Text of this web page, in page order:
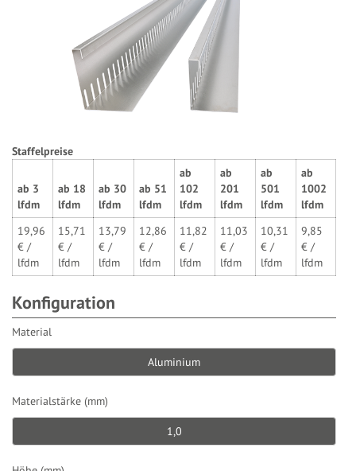
Staffelpreise
ab 3
lfdm
ab 18
lfdm
ab 30
lfdm
ab 51
lfdm
ab
102
lfdm
ab
201
lfdm
ab
501
lfdm
ab
1002
lfdm
19,96
€ /
lfdm
15,71
€ /
lfdm
13,79
€ /
lfdm
12,86
€ /
lfdm
11,82
€ /
lfdm
11,03
€ /
lfdm
10,31
€ /
lfdm
9,85
€ /
lfdm
Konfiguration
Material
Aluminium
Materialstärke (mm)
1,0